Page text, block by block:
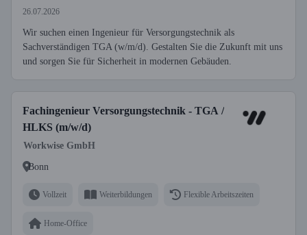
26.07.2026
Wir suchen einen Ingenieur für Versorgungstechnik als
Sachverständigen TGA (w/m/d). Gestalten Sie die Zukunft mit uns
und sorgen Sie für Sicherheit in modernen Gebäuden.
Fachingenieur Versorgungstechnik - TGA /
HLKS (m/w/d)
Workwise GmbH
Bonn
Vollzeit Weiterbildungen Flexible Arbeitszeiten
Home-Office